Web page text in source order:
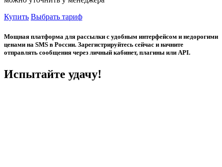
Купить Выбрать тариф
Мощная платформа для рассылки с удобным интерфейсом и недорогими
ценами на SMS в России. Зарегистрируйтесь сейчас и начните
отправлять сообщения через личный кабинет, плагины или API.
Испытайте удачу!